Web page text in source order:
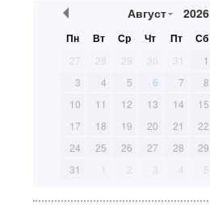
Август 2026
Пн Вт Ср Чт Пт Сб
27 28 29 30 31 1
3
4 5 6 7 8
10
11 12 13 14 15
17
18 19 20 21 22
24
25 26 27 28 29
31
1 2 3 4 5